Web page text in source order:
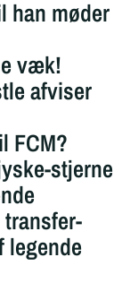
han møder
væk!
afviser
FCM?
stjerne